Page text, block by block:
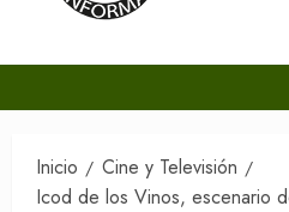
Inicio
Cine y Televisión
Icod de los Vinos, escenario